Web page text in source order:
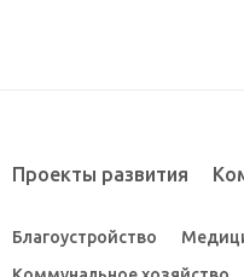
Проекты развития
Благоустройство